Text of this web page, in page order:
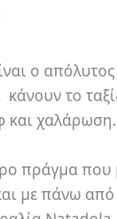
ο
κάνουν το
και χαλάρωση.
πράγμα που
με πάνω από